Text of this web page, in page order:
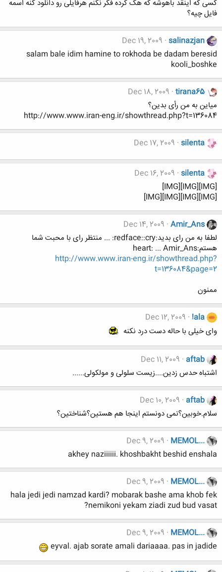
کسی که اینقد باهوشه که هک کرده فکر نکنم هرفایلی رو دانلود کنه اسمه
فایل چیه؟
salinazjan
Dec 19, 2009
salam bale idim hamine to rokhoda be dadam beresid
kooli_boshke
tirana65
Dec 18, 2009
میاین به من رأی بدین؟
http://www.www.iran-eng.ir/showthread.php?t=136084
silenta
Dec 17, 2009
silenta
Dec 16, 2009
[IMG][IMG][IMG]
[IMG][IMG][IMG][IMG]
Amir_Ans
Dec 14, 2009
لطفا به من رای بدید:redface::cry: ... منتظر رای با محبت شما
هستم:heart: ... Amir_Ans
http://www.www.iran-eng.ir/showthread.php?
t=136084&page=2
ممنون
!ala
Dec 12, 2009
وای خیلی با حاله دست درد نکنه
aftab
Dec 11, 2009
اشتباه حدس زدین....زیست سلولی و مولکولی......
aftab
Dec 10, 2009
سلام.خوبین؟نمی دونستم اینجا هم هستین؟شناختین؟
MEMOL...
Dec 9, 2009
akhey naziiiiii. khoshbakht beshid enshala
MEMOL...
Dec 9, 2009
hala jedi jedi namzad kardi? mobarak bashe ama khob fek
nemikoni yekam ziadi zud bud vasat?
MEMOL...
Dec 9, 2009
eyval. ajab sorate amali dariaaaa. pas in jadide